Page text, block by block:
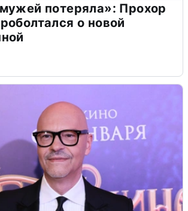
потеряла»: Прохор
о новой